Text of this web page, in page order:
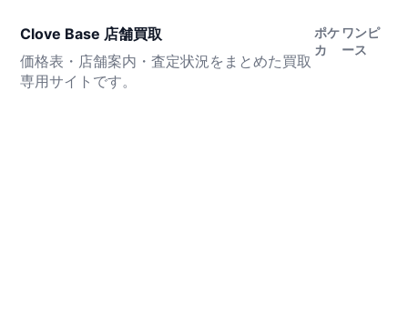
Clove Base 店舗買取
価格表・店舗案内・査定状況をまとめた買取
専用サイトです。
ポケ
カ
ワンピ
ース